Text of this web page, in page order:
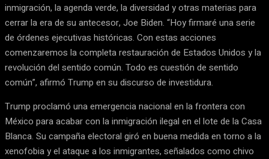
inmigración, la agenda verde, la diversidad y otras materias para
cerrar la era de su antecesor, Joe Biden. “Hoy firmaré una serie
de órdenes ejecutivas históricas. Con estas acciones
comenzaremos la completa restauración de Estados Unidos y la
revolución del sentido común. Todo es cuestión de sentido
común”, afirmó Trump en su discurso de investidura.
Trump proclamó una emergencia nacional en la frontera con
México para acabar con la inmigración ilegal en el lote de la Casa
Blanca. Su campaña electoral giró en buena medida en torno a la
xenofobia y el ataque a los inmigrantes, señalados como chivo